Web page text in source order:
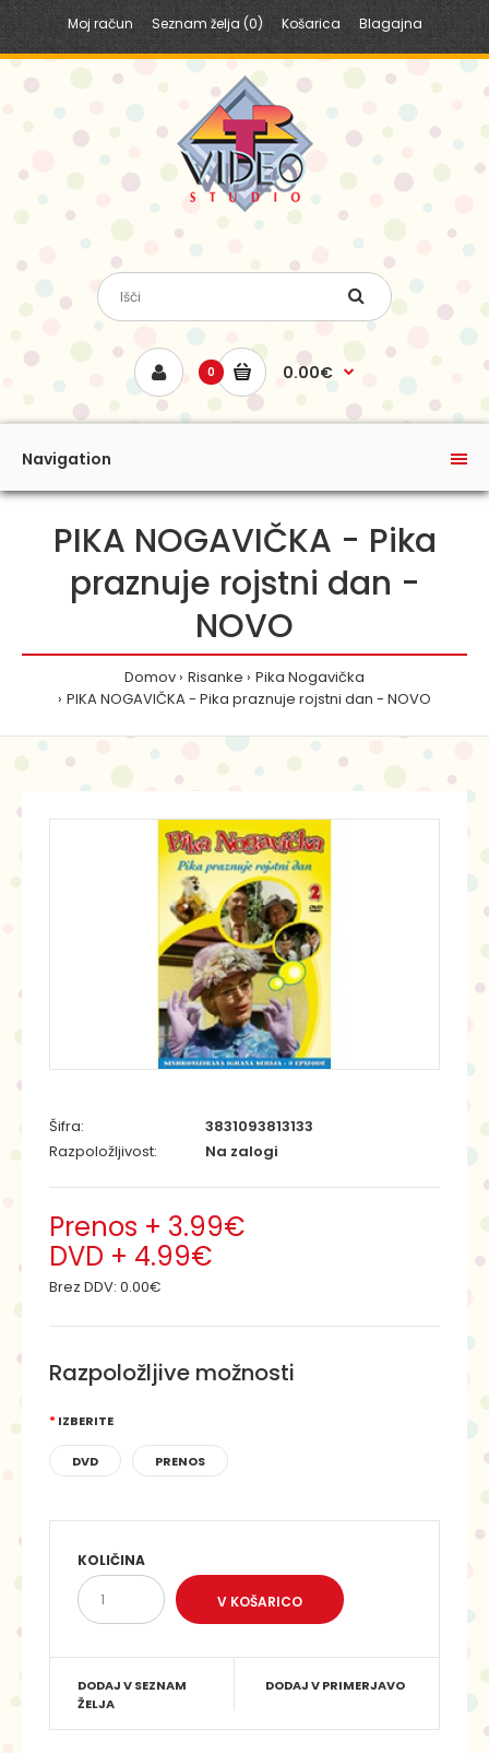
Moj račun Seznam želja (0) Košarica Blagajna
0 0.00€
Navigation
PIKA NOGAVIČKA - Pika
praznuje rojstni dan -
NOVO
Domov Risanke
Pika Nogavička
PIKA NOGAVIČKA - Pika praznuje rojstni dan - NOVO
Šifra:
3831093813133
Razpoložljivost:
Na zalogi
Prenos + 3.99€
DVD + 4.99€
Brez DDV: 0.00€
Razpoložljive možnosti
IZBERITE
DVD PRENOS
KOLIČINA
DODAJ V SEZNAM
ŽELJA
DODAJ V PRIMERJAVO